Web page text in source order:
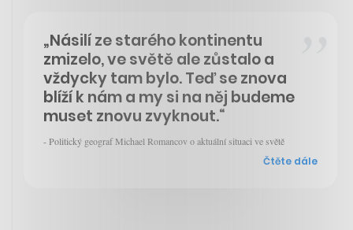
„Násilí ze starého kontinentu
zmizelo, ve světě ale zůstalo a
vždycky tam bylo. Teď se znova
blíží k nám a my si na něj budeme
muset znovu zvyknout.“
- Politický geograf Michael Romancov o aktuální situaci ve světě
Čtěte dále